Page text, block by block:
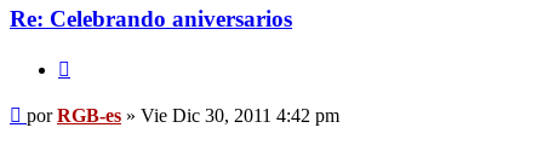
Re: Celebrando aniversarios
Mensaje
porRGB-es » Vie Dic 30, 2011 4:42 pm